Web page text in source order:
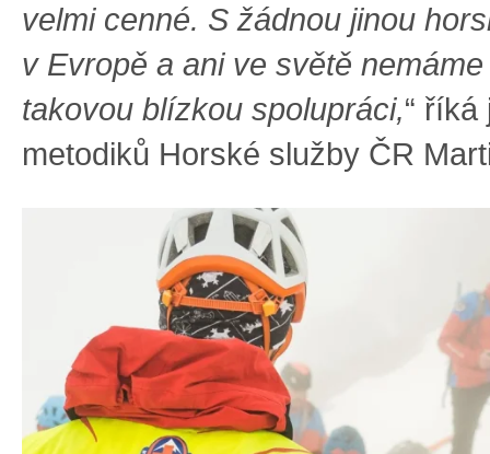
velmi cenné. S žádnou jinou
v Evropě a ani ve světě
takovou blízkou spolupráci,“ říká
metodiků Horské služby ČR